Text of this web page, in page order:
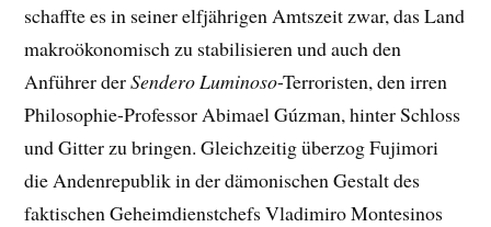
schaffte es in seiner elfjährigen Amtszeit zwar, das Land
makroökonomisch zu stabilisieren und auch den
Anführer derSendero Luminoso-Terroristen, den irren
Philosophie-Professor Abimael Gúzman, hinter Schloss
und Gitter zu bringen. Gleichzeitig überzog Fujimori
die Andenrepublik in der dämonischen Gestalt des
faktischen Geheimdienstchefs Vladimiro Montesinos